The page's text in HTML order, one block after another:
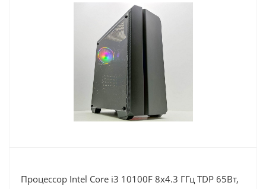
Процессор Intel Core i3 10100F 8x4.3 ГГц TDP 65Вт,